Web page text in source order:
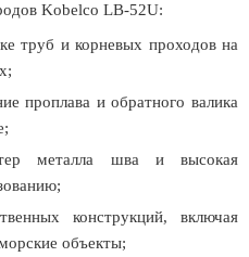
Kobelco LB-52U:
труб и корневых проходов на
проплава и обратного валика
металла шва и высокая
конструкций, включая
объекты;